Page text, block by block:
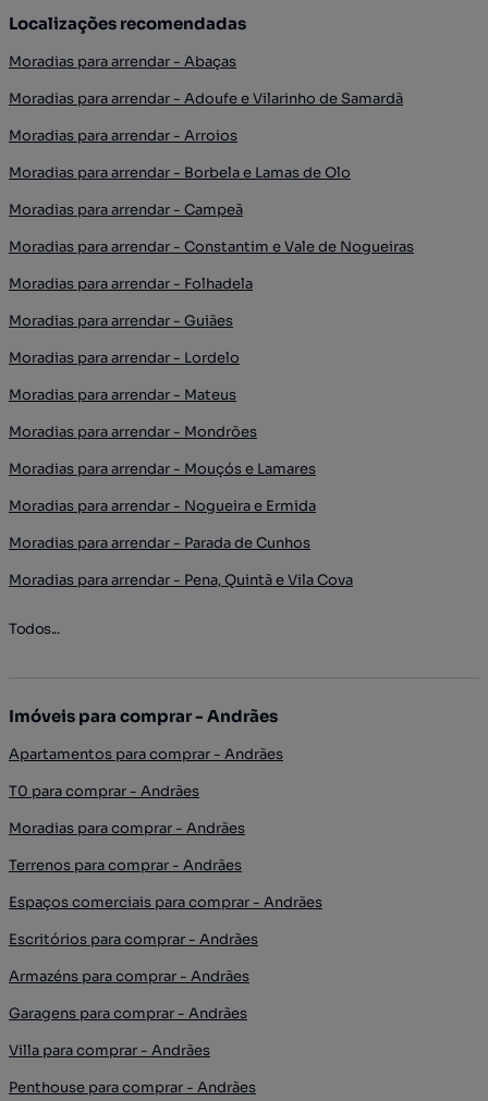
Localizações recomendadas
Moradias para arrendar - Abaças
Moradias para arrendar - Adoufe e Vilarinho de Samardã
Moradias para arrendar - Arroios
Moradias para arrendar - Borbela e Lamas de Olo
Moradias para arrendar - Campeã
Moradias para arrendar - Constantim e Vale de Nogueiras
Moradias para arrendar - Folhadela
Moradias para arrendar - Guiães
Moradias para arrendar - Lordelo
Moradias para arrendar - Mateus
Moradias para arrendar - Mondrões
Moradias para arrendar - Mouçós e Lamares
Moradias para arrendar - Nogueira e Ermida
Moradias para arrendar - Parada de Cunhos
Moradias para arrendar - Pena, Quintã e Vila Cova
Todos...
Imóveis para comprar - Andrães
Apartamentos para comprar - Andrães
T0 para comprar - Andrães
Moradias para comprar - Andrães
Terrenos para comprar - Andrães
Espaços comerciais para comprar - Andrães
Escritórios para comprar - Andrães
Armazéns para comprar - Andrães
Garagens para comprar - Andrães
Villa para comprar - Andrães
Penthouse para comprar - Andrães